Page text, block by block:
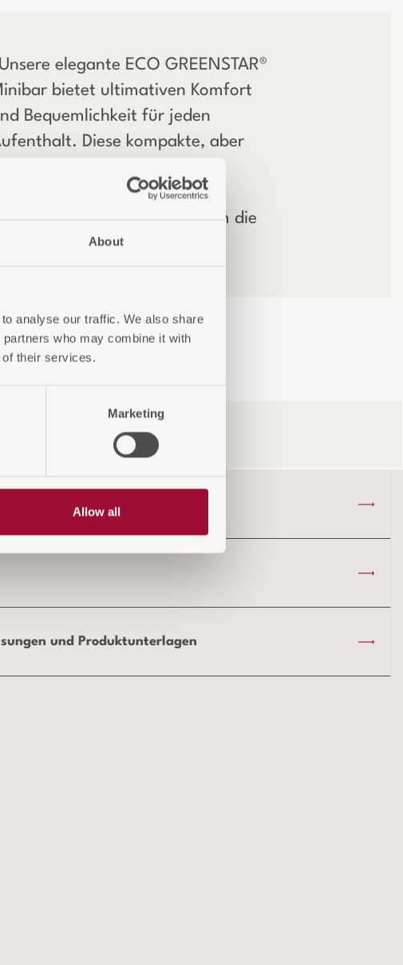
About
analyse our traffic. We also share
who may combine it with
of their services.
Marketing
Allow all
elegante ECO GREENSTAR®
bietet ultimativen Komfort
Bequemlichkeit für jeden
Diese kompakte, aber
um eine Vielzahl von
und Snacks rund um die
zur Verfügung zu stellen.“
Versandinformationen
und Produktunterlagen